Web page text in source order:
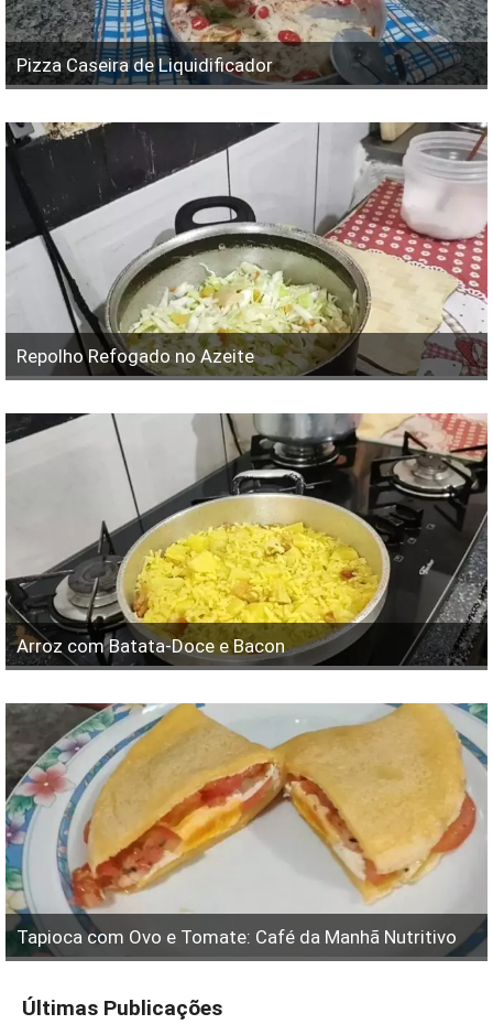
Pizza Caseira de Liquidificador
Repolho Refogado no Azeite
Arroz com Batata-Doce e Bacon
Tapioca com Ovo e Tomate: Café da Manhã Nutritivo
Últimas Publicações